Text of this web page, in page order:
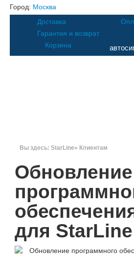
Город: Москва
Доставка
Гарантия и возврат
Корзина
Вы здесь: StarLine» Клиентам
Обновление
для StarLine